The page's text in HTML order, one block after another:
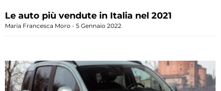
Le auto più vendute in Italia nel 2021
Maria Francesca Moro 5 Gennaio 2022